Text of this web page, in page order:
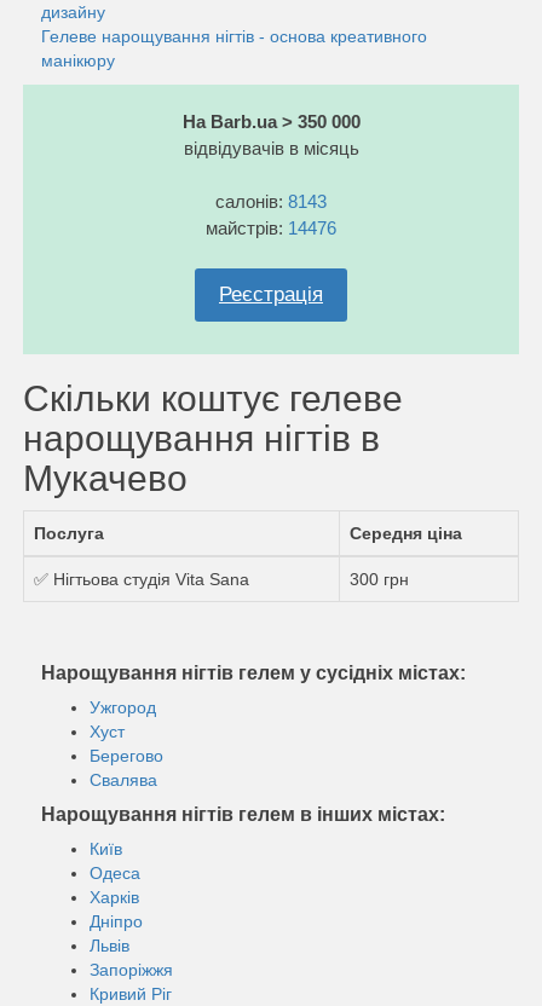
дизайну
Гелеве нарощування нігтів - основа креативного
манікюру
На Barb.ua > 350 000
відвідувачів в місяць
салонів: 8143
майстрів: 14476
Реєстрація
Скільки коштує гелеве
нарощування нігтів в
Мукачево
Послуга Середня ціна
✅ Нігтьова студія Vita Sana 300 грн
Нарощування нігтів гелем у сусідніх містах:
Ужгород
Хуст
Берегово
Свалява
Нарощування нігтів гелем в інших містах:
Київ
Одеса
Харків
Дніпро
Львів
Запоріжжя
Кривий Ріг